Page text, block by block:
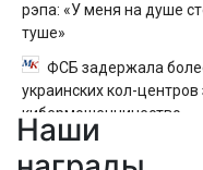
рэпа: «У меня на душе
туше»
ФСБ задержала
украинских кол-центров
кибермошенничество
Наши